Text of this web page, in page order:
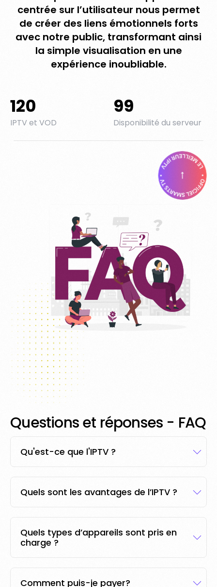
centrée sur l’utilisateur nous permet
de créer des liens émotionnels forts
avec notre public, transformant ainsi
la simple visualisation en une
expérience inoubliable.
120
IPTV et VOD
99
Disponibilité du serveur
Questions et réponses - FAQ
Qu'est-ce que l'IPTV ?
Quels sont les avantages de l’IPTV ?
Quels types d’appareils sont pris en
charge ?
Comment puis-je payer?